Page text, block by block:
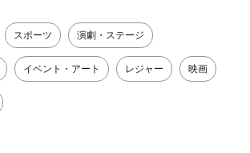
スポーツ 演劇・ステージ
イベント・アート レジャー 映画